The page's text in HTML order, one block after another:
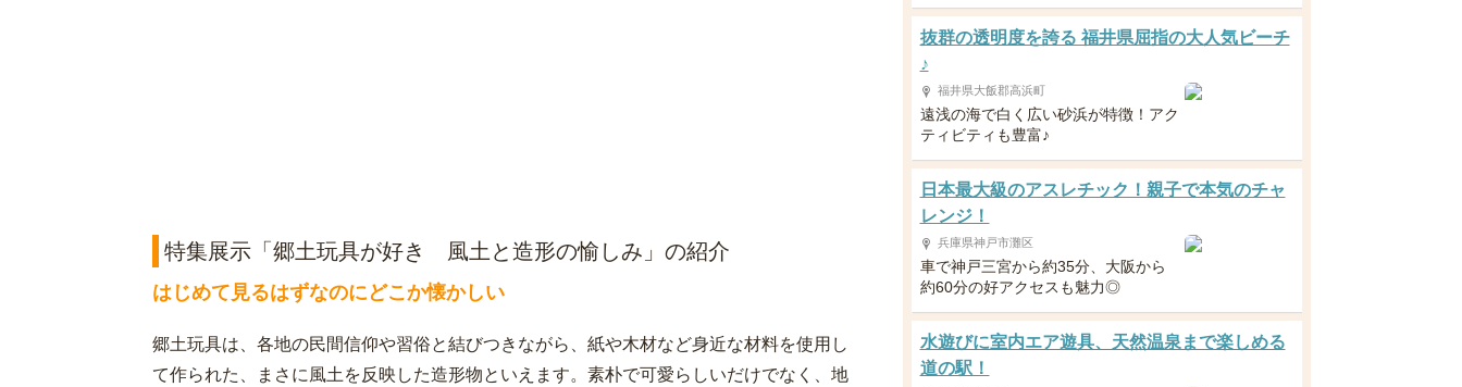
特集展示「郷土玩具が好き 風土と造形の愉しみ」の紹介
はじめて見るはずなのにどこか懐かしい
郷土玩具は、各地の民間信仰や習俗と結びつきながら、紙や木材など身近な材料を使用し
て作られた、まさに風土を反映した造形物といえます。素朴で可愛らしいだけでなく、地
抜群の透明度を誇る 福井県屈指の大人気ビーチ
♪
福井県大飯郡高浜町
遠浅の海で白く広い砂浜が特徴！アク
ティビティも豊富♪
日本最大級のアスレチック！親子で本気のチャ
レンジ！
兵庫県神戸市灘区
車で神戸三宮から約35分、大阪から
約60分の好アクセスも魅力◎
水遊びに室内エア遊具、天然温泉まで楽しめる
道の駅！